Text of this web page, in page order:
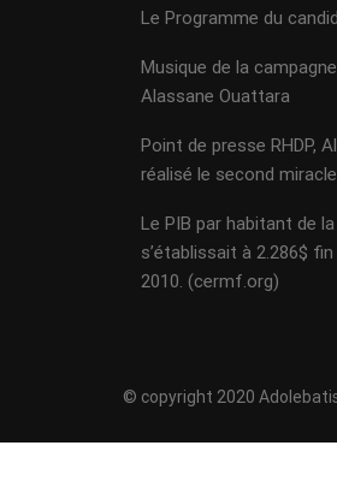
Le Programme du
Musique de la
Alassane Ouattara
Point de presse RHDP,
réalisé le second
Le PIB par habitant de
s’établissait à 2.286$
2010. (cermf.org)
© copyright 2020